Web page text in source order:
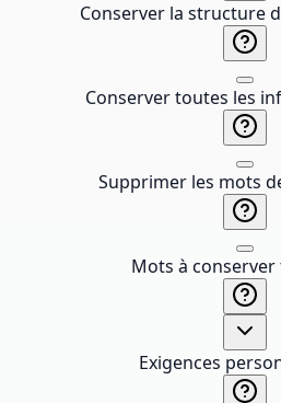
Conserver la structure
Conserver toutes les
Supprimer les mots
Mots à conserver
Exigences